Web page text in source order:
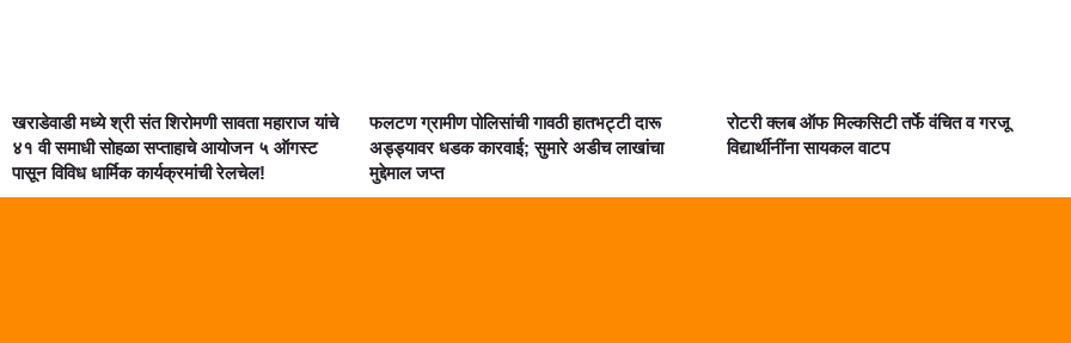
खराडेवाडी मध्ये श्री संत शिरोमणी सावता महाराज यांचे
४१ वी समाधी सोहळा सप्ताहाचे आयोजन ५ ऑगस्ट
पासून विविध धार्मिक कार्यक्रमांची रेलचेल!
फलटण ग्रामीण पोलिसांची गावठी हातभट्टी दारू
अड्ड्यावर धडक कारवाई; सुमारे अडीच लाखांचा
मुद्देमाल जप्त
रोटरी क्लब ऑफ मिल्कसिटी तर्फे वंचित व गरजू
विद्यार्थीनींना सायकल वाटप